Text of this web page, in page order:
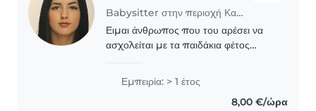
Babysitter στην περιοχή Καλαμαριά
Ειμαι άνθρωπος που του αρέσει να
ασχολείται με τα παιδάκια φέτος
να κάνω για όλη μου την ζωή τα
αγαπω πολύ τα παιδιά και να..
Εμπειρία: > 1 έτος
8,00 €/ώρα